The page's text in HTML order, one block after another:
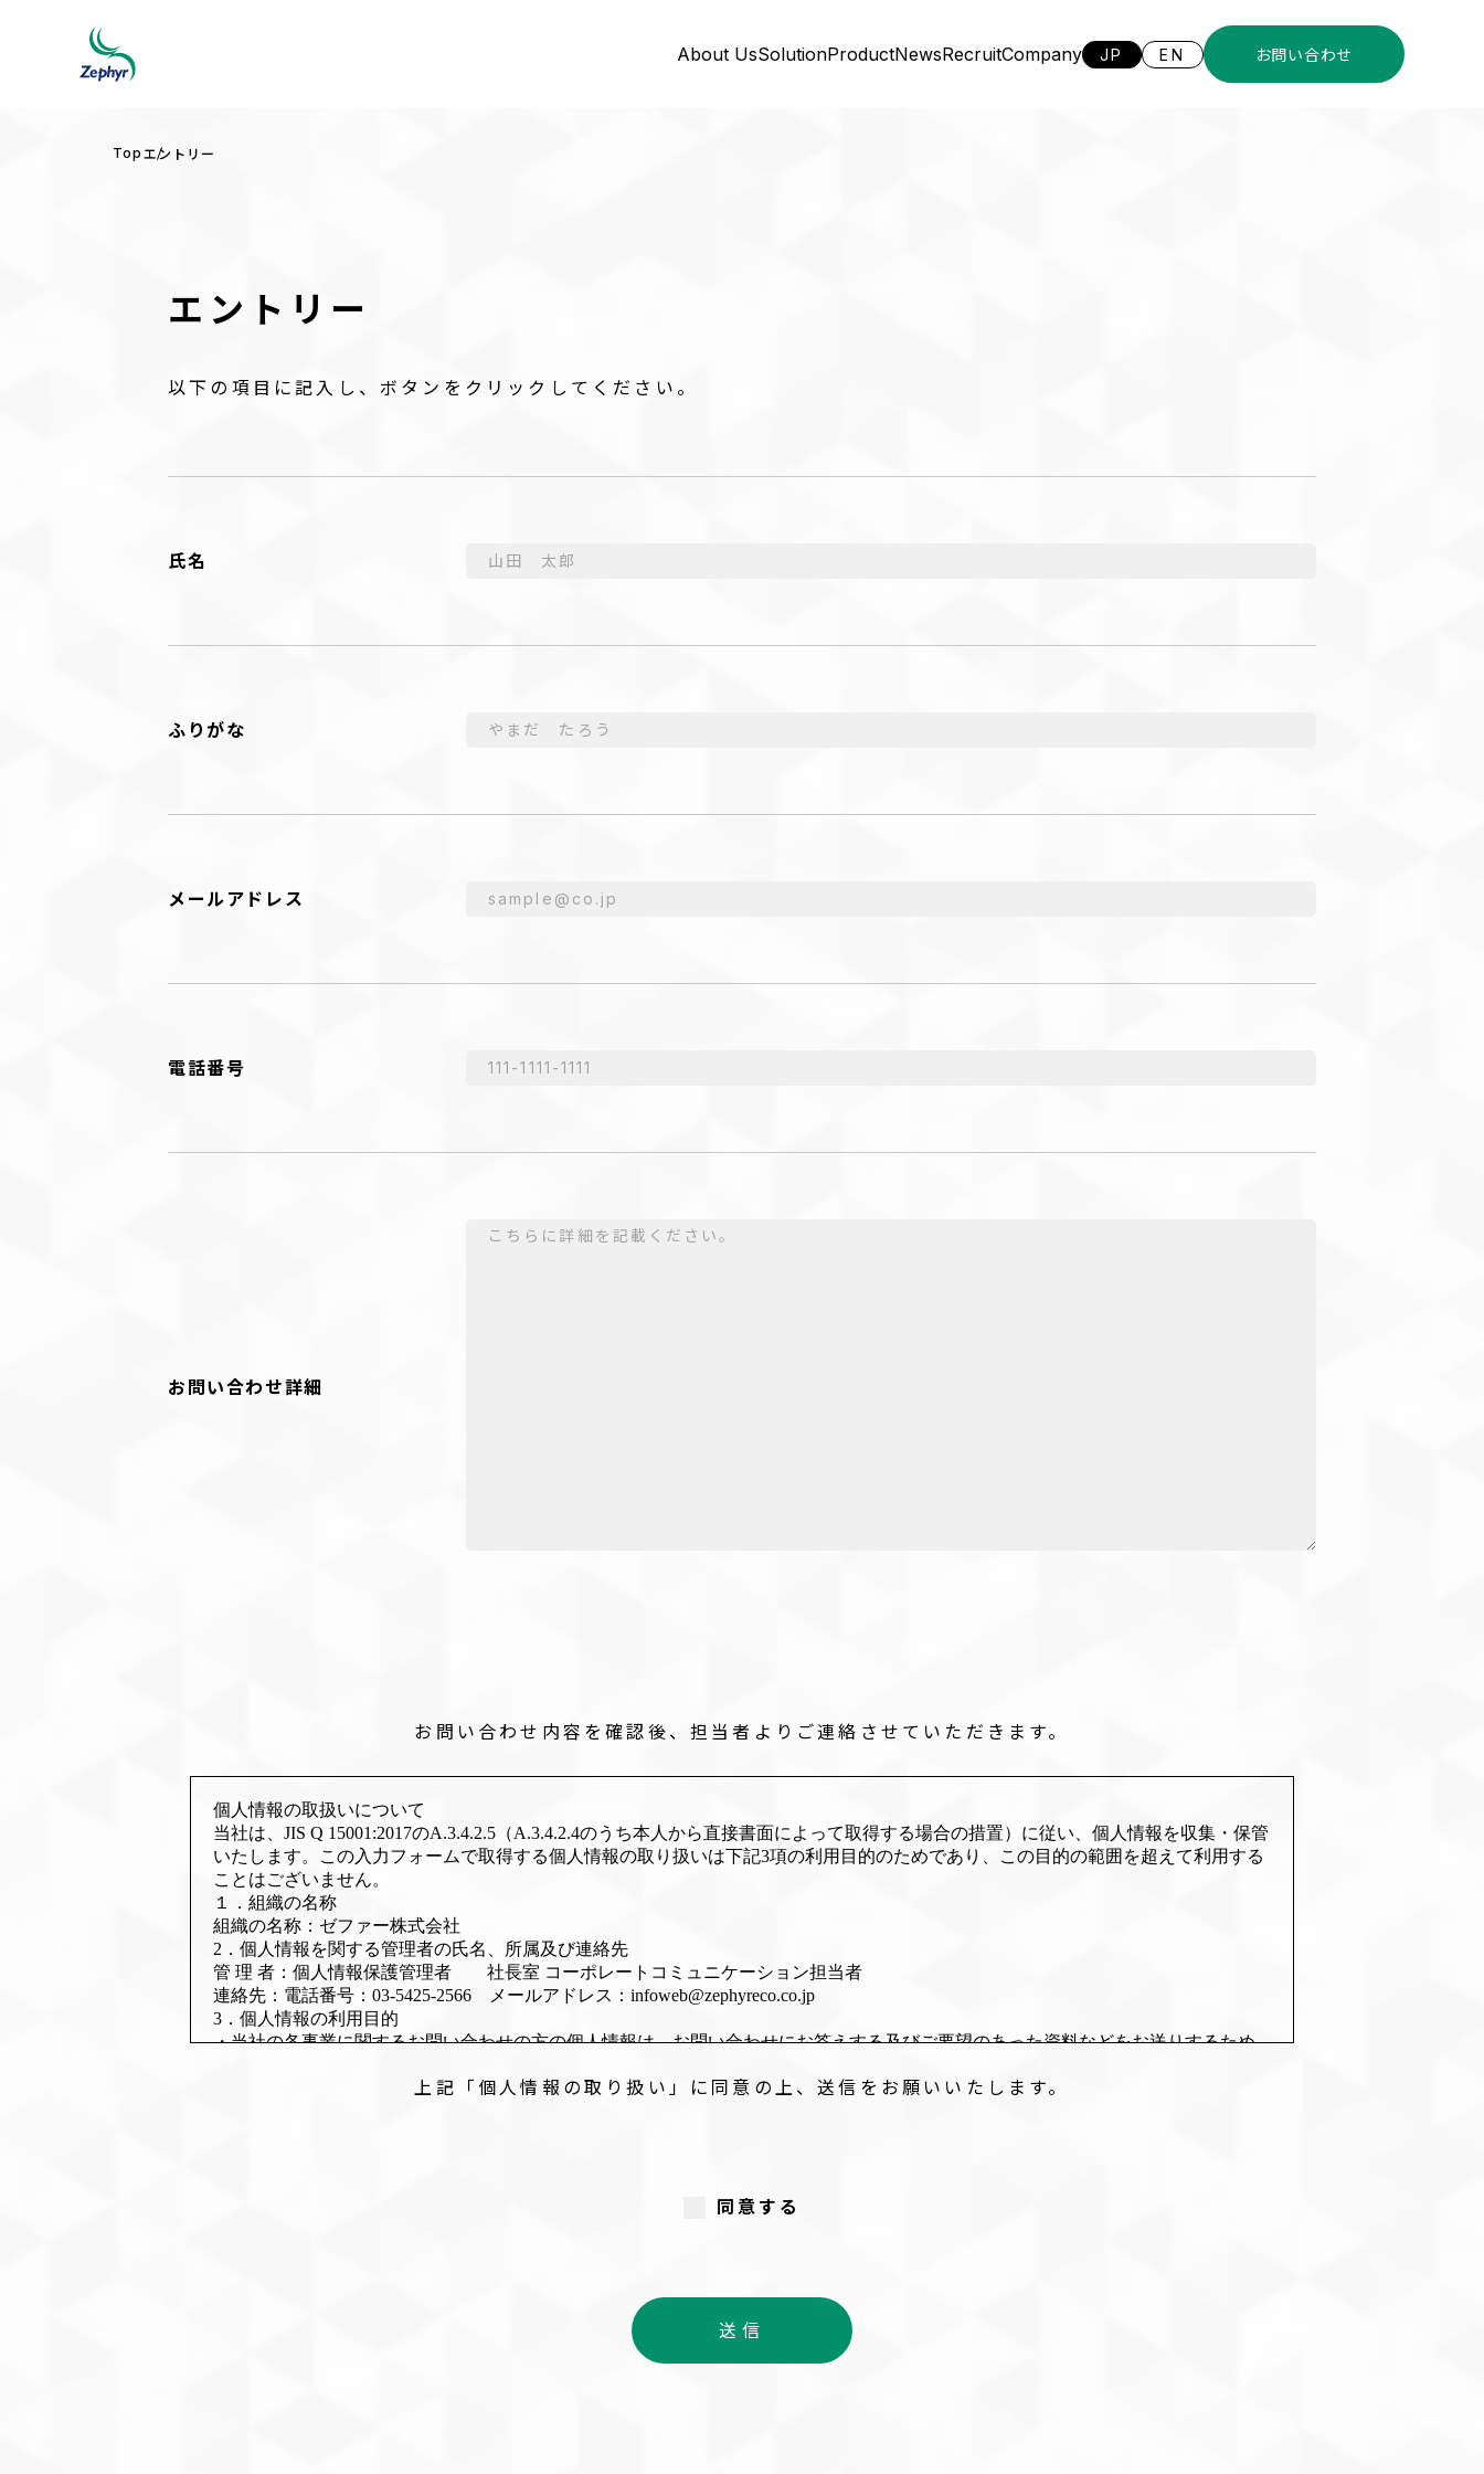
About UsSolutionProductNewsRecruitCompany JP EN お問い合わせ
Top エントリー
エントリー
以下の項目に記入し、ボタンをクリックしてください。
氏名
ふりがな
メールアドレス
電話番号
お問い合わせ詳細
お問い合わせ内容を確認後、担当者よりご連絡させていただきます。
個人情報の取扱いについて
当社は、JIS Q 15001:2017のA.3.4.2.5（A.3.4.2.4のうち本人から直接書面によって取得する場合の措置）に従い、個人情報を収集・保管
いたします。この入力フォームで取得する個人情報の取り扱いは下記3項の利用目的のためであり、この目的の範囲を超えて利用する
ことはございません。
１．組織の名称
組織の名称：ゼファー株式会社
2．個人情報を関する管理者の氏名、所属及び連絡先
管 理 者：個人情報保護管理者 社長室 コーポレートコミュニケーション担当者
連絡先：電話番号：03-5425-2566 メールアドレス：infoweb@zephyreco.co.jp
3．個人情報の利用目的
・当社の各事業に関するお問い合わせの方の個人情報は、お問い合わせにお答えする及びご要望のあった資料などをお送りするため
・当社の製品に関する資料をご請求の方の個人情報は、関連する資料のご提供、各種ご連絡で使用するため。
・人の生命、身体又は財産の保護のために必要がある場合であって、人の同意を得ることが困難であるとき
当社は、事業運営上、お客様により良いサービスを提供するために業務の一部を外部に委託しています。業務委託先に対しては、個
人情報を預けることがあります。この場合、個人情報を適切に取り扱っていると認められる委託先を選定し、契約等において個人情
報の適正管理・機密保持などによりお客様の個人情報の漏洩防止に必要な事項を取決め、適切な管理を実施させます。
上記「個人情報の取り扱い」に同意の上、送信をお願いいたします。
同意する